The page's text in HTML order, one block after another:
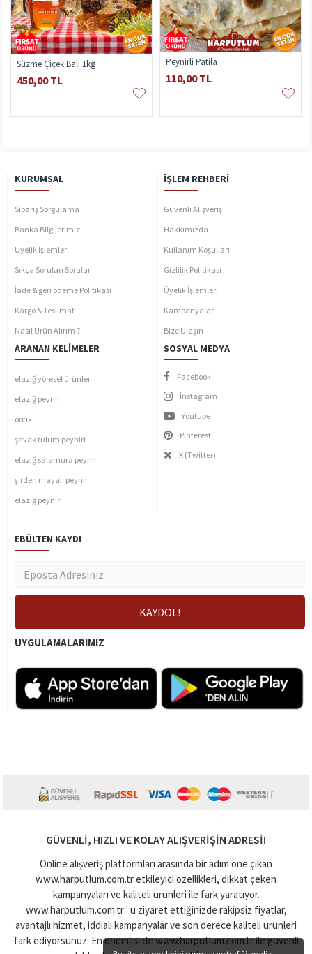
Süzme Çiçek Balı 1kg
450,00 TL
Peynirli Patila
110,00 TL
KURUMSAL
Sipariş Sorgulama
Banka Bilgilerimiz
Üyelik İşlemleri
Sıkça Sorulan Sorular
İade & geri ödeme Politikası
Kargo & Teslimat
Nasıl Ürün Alırım ?
İŞLEM REHBERI
Güvenli Alışveriş
Hakkımızda
Kullanım Koşulları
Gizlilik Politikası
Üyelik İşlemleri
Kampanyalar
Bize Ulaşın
ARANAN KELIMELER
elazığ yöresel ürünler
elazığ peynir
orcik
şavak tulum peyniri
elazığ salamura peynir
şirden mayalı peynir
elazığ peyniri
SOSYAL MEDYA
Facebook
İnstagram
Youtube
Pinterest
X (Twitter)
EBÜLTEN KAYDI
UYGULAMALARIMIZ
GÜVENLI, HIZLI VE KOLAY ALIŞVERIŞIN ADRESI!
Online alışveriş platformları arasında bir adım öne çıkan
www.harputlum.com.tr etkileyici özellikleri, dikkat çeken
kampanyaları ve kaliteli ürünleri ile fark yaratıyor.
www.harputlum.com.tr ' u ziyaret ettiğinizde rakipsiz fiyatlar,
avantajlı hizmet, iddialı kampanyalar ve son derece kaliteli ürünleri
fark ediyorsunuz. En önemlisi de www.harputlum.com.tr ile güvenli